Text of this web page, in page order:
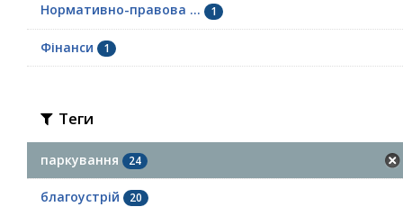
Нормативно-правова ... 1
Фінанси 1
Теги
паркування 24
благоустрій 20